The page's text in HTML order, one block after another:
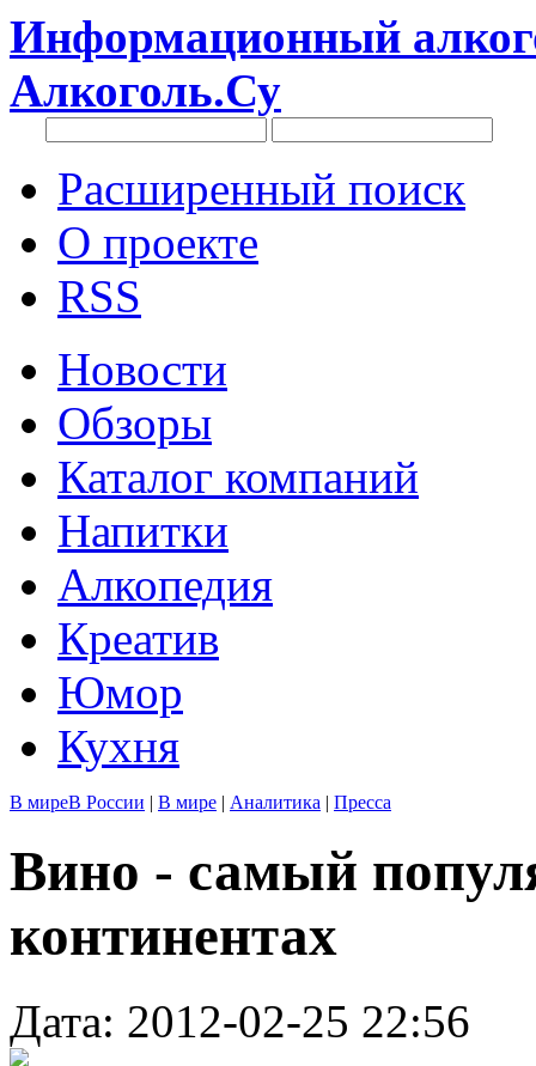
Информационный
Алкоголь.Су
Расширенный поиск
О проекте
RSS
Новости
Обзоры
Каталог компаний
Напитки
Алкопедия
Креатив
Юмор
Кухня
В миреВ России | В мире | Аналитика | Пресса
Вино - самый
континентах
Дата: 2012-02-25 22:56